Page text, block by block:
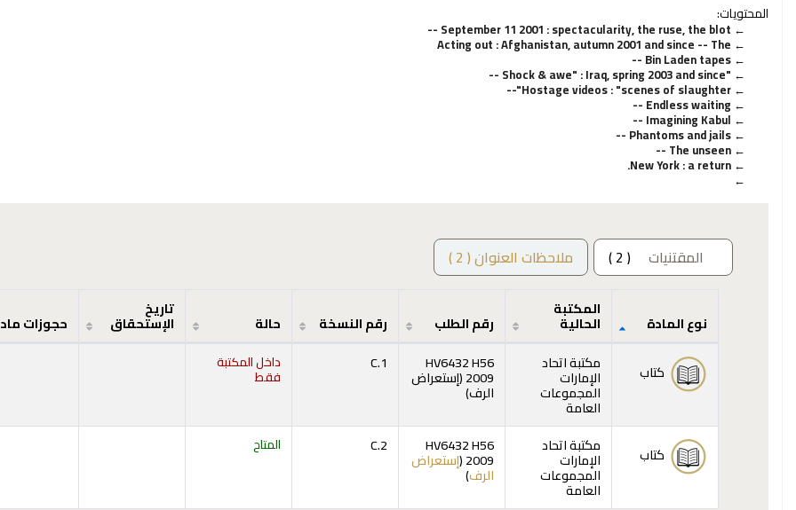
المحتويات:
September 11 2001 : spectacularity, the ruse, the blot --
Acting out : Afghanistan, autumn 2001 and since -- The
Bin Laden tapes --
"Shock & awe" : Iraq, spring 2003 and since --
Hostage videos : "scenes of slaughter"--
Endless waiting --
Imagining Kabul --
Phantoms and jails --
The unseen --
New York : a return.
المقتنيات ( 2 ) ملاحظات العنوان ( 2 )
المقتنيات
نوع المادة
المكتبة
الحالية رقم الطلب رقم النسخة حالة
تاريخ
الإستحقاق حجوزات
كتاب مكتبة اتحاد
الإمارات
المجموعات
العامة
HV6432 H56
2009 ( إستعراض
الرف(يفتح أدناه)
)
C.1 داخل المكتبة
فقط
كتاب مكتبة اتحاد
الإمارات
المجموعات
العامة
HV6432 H56
2009 ( إستعراض
الرف(يفتح أدناه)
)
C.2 المتاح